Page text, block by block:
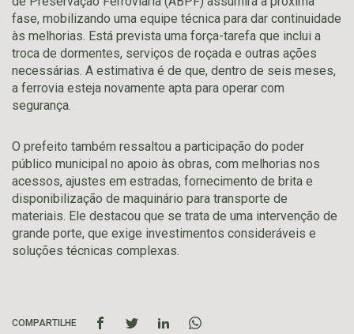
fase, mobilizando uma equipe técnica para dar continuidade
às melhorias. Está prevista uma força-tarefa que inclui a
troca de dormentes, serviços de roçada e outras ações
necessárias. A estimativa é de que, dentro de seis meses,
a ferrovia esteja novamente apta para operar com
segurança.
O prefeito também ressaltou a participação do poder
público municipal no apoio às obras, com melhorias nos
acessos, ajustes em estradas, fornecimento de brita e
disponibilização de maquinário para transporte de
materiais. Ele destacou que se trata de uma intervenção de
grande porte, que exige investimentos consideráveis e
soluções técnicas complexas.
COMPARTILHE